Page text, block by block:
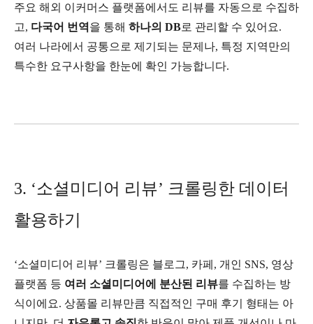
주요 해외 이커머스 플랫폼에서도 리뷰를 자동으로 수집하
고, 다국어 번역 을 통해 하나의 DB로 관리할 수 있어요.
여러 나라에서 공통으로 제기되는 문제나, 특정 지역만의
특수한 요구사항을 한눈에 확인 가능합니다.
3. ‘소셜미디어 리뷰’ 크롤링한 데이터
활용하기
‘소셜미디어 리뷰’ 크롤링은 블로그, 카페, 개인 SNS, 영상
플랫폼 등 여러 소셜미디어에 분산된 리뷰를 수집하는 방
식이에요. 상품몰 리뷰만큼 직접적인 구매 후기 형태는 아